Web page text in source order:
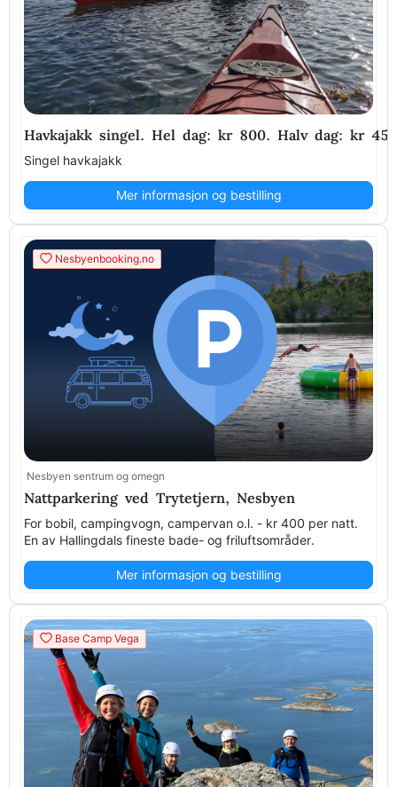
Havkajakk singel. Hel dag: kr 800. Halv dag: kr
Singel havkajakk
Mer informasjon og bestilling
Nesbyenbooking.no
Nesbyen sentrum og omegn
Nattparkering ved Trytetjern, Nesbyen
For bobil, campingvogn, campervan o.l. - kr 400 per natt.
En av Hallingdals fineste bade- og friluftsområder.
Mer informasjon og bestilling
Base Camp Vega